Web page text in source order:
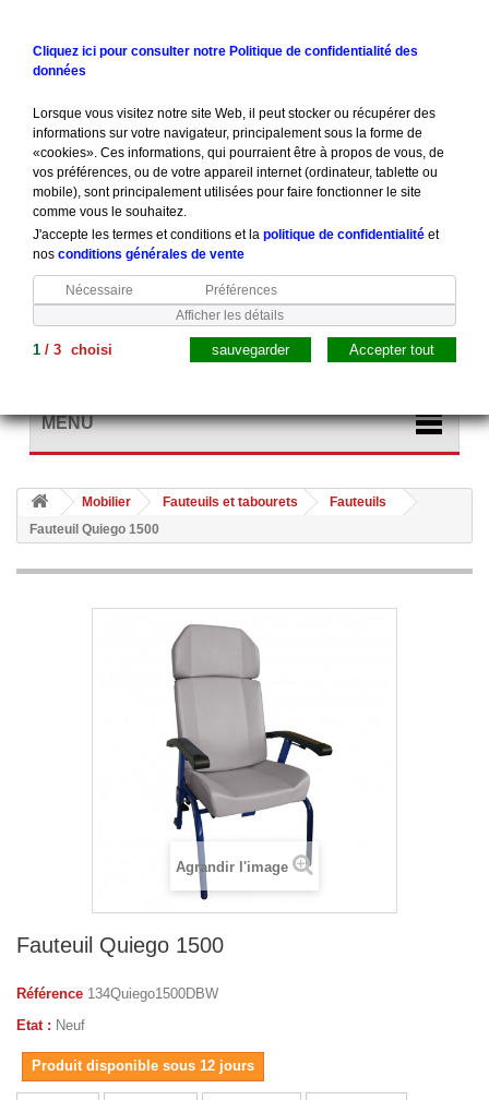
MENU
Mobilier Fauteuils et tabourets
Fauteuils
Fauteuil Quiego 1500
Agrandir l'image
Fauteuil Quiego 1500
Référence 134Quiego1500DBW
Etat : Neuf
Produit disponible sous 12 jours
Cliquez ici pour consulter notre Politique de confidentialité des
données
Lorsque vous visitez notre site Web, il peut stocker ou récupérer des
informations sur votre navigateur, principalement sous la forme de
«cookies». Ces informations, qui pourraient être à propos de vous, de
vos préférences, ou de votre appareil internet (ordinateur, tablette ou
mobile), sont principalement utilisées pour faire fonctionner le site
comme vous le souhaitez.
J'accepte les termes et conditions et lapolitique de confidentialité et
nos conditions générales de vente
Nécessaire
Préférences
Afficher les détails
1 /3 choisi Accepter tout
sauvegarder